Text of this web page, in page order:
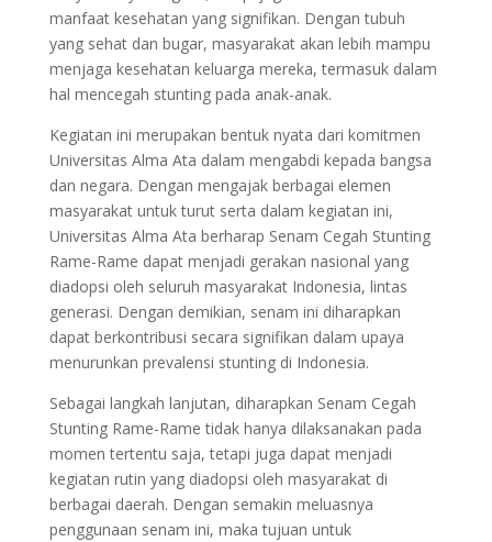
manfaat kesehatan yang signifikan. Dengan tubuh
yang sehat dan bugar, masyarakat akan lebih mampu
menjaga kesehatan keluarga mereka, termasuk dalam
hal mencegah stunting pada anak-anak.
Kegiatan ini merupakan bentuk nyata dari komitmen
Universitas Alma Ata dalam mengabdi kepada bangsa
dan negara. Dengan mengajak berbagai elemen
masyarakat untuk turut serta dalam kegiatan ini,
Universitas Alma Ata berharap Senam Cegah Stunting
Rame-Rame dapat menjadi gerakan nasional yang
diadopsi oleh seluruh masyarakat Indonesia, lintas
generasi. Dengan demikian, senam ini diharapkan
dapat berkontribusi secara signifikan dalam upaya
menurunkan prevalensi stunting di Indonesia.
Sebagai langkah lanjutan, diharapkan Senam Cegah
Stunting Rame-Rame tidak hanya dilaksanakan pada
momen tertentu saja, tetapi juga dapat menjadi
kegiatan rutin yang diadopsi oleh masyarakat di
berbagai daerah. Dengan semakin meluasnya
penggunaan senam ini, maka tujuan untuk